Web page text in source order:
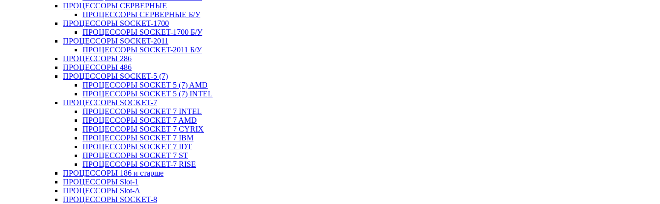
ПРОЦЕССОРЫ СЕРВЕРНЫЕ
ПРОЦЕССОРЫ СЕРВЕРНЫЕ Б/У
ПРОЦЕССОРЫ SOCKET-1700
ПРОЦЕССОРЫ SOCKET-1700 Б/У
ПРОЦЕССОРЫ SOCKET-2011
ПРОЦЕССОРЫ SOCKET-2011 Б/У
ПРОЦЕССОРЫ 286
ПРОЦЕССОРЫ 486
ПРОЦЕССОРЫ SOCKET-5 (7)
ПРОЦЕССОРЫ SOCKET 5 (7) AMD
ПРОЦЕССОРЫ SOCKET 5 (7) INTEL
ПРОЦЕССОРЫ SOCKET-7
ПРОЦЕССОРЫ SOCKET 7 INTEL
ПРОЦЕССОРЫ SOCKET 7 AMD
ПРОЦЕССОРЫ SOCKET 7 CYRIX
ПРОЦЕССОРЫ SOCKET 7 IBM
ПРОЦЕССОРЫ SOCKET 7 IDT
ПРОЦЕССОРЫ SOCKET 7 ST
ПРОЦЕССОРЫ SOCKET-7 RISE
ПРОЦЕССОРЫ 186 и старше
ПРОЦЕССОРЫ Slot-1
ПРОЦЕССОРЫ Slot-A
ПРОЦЕССОРЫ SOCKET-8